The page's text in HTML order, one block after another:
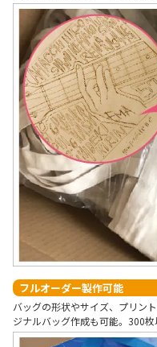
フルオーダー製作可能
バッグの形状やサイズ、プリン
ジナルバッグ作成も可能。300枚